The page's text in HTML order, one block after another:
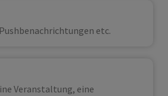
etc.
Veranstaltung, eine